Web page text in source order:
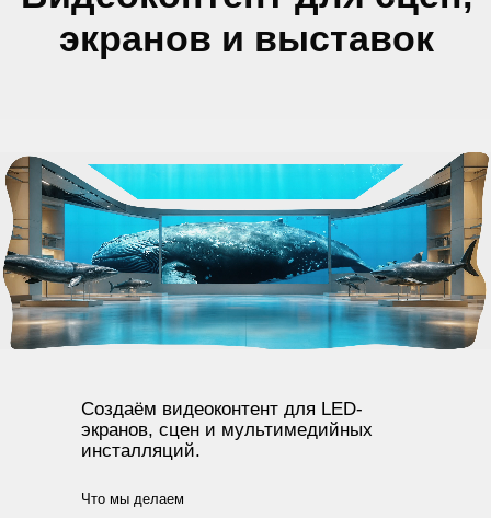
Создаём видеоконтент для LED-
экранов, сцен и мультимедийных
инсталляций.
Что мы делаем
Расскажем, какой формат ролика
подойдет под ваш продукт, который
завирусится и наберет целевые
просмотры. Сориентируем по стоимости
и срокам.
20 мин
Бесплатно и ни к чему не обязывает